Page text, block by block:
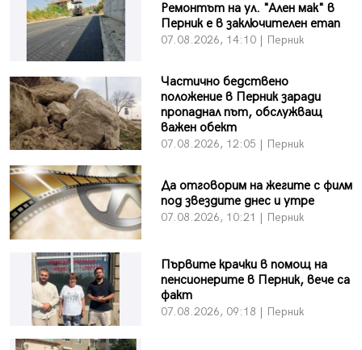
Ремонтът на ул. "Ален мак" в
Перник е в заключителен етап
07.08.2026, 14:10 | Перник
Частично бедствено
положение в Перник заради
пропаднал път, обслужващ
важен обект
07.08.2026, 12:05 | Перник
Да отговорим на жегите с филм
под звездите днес и утре
07.08.2026, 10:21 | Перник
Първите крачки в помощ на
пенсионерите в Перник, вече са
факт
07.08.2026, 09:18 | Перник